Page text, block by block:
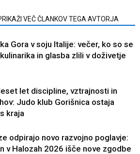
VEČ ČLANKOV TEGA AVTORJA
Gora v soju Italije: večer, ko so se
in glasba zlili v doživetje
let discipline, vztrajnosti in
Judo klub Gorišnica ostaja
kraja
odpirajo novo razvojno poglavje:
v Halozah 2026 išče nove zgodbe